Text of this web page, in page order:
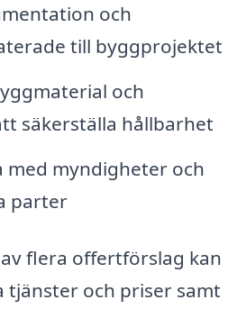
och
till byggprojektet
och
säkerställa hållbarhet
med myndigheter och
parter
flera offertförslag kan
tjänster och priser samt